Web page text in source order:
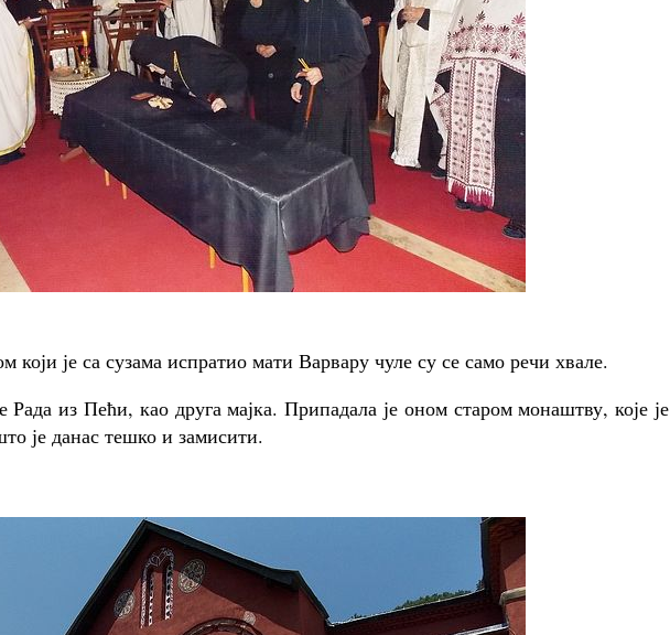
је са сузама испратио мати Варвару чуле су се само речи хвале.
Рада из Пећи, као друга мајка. Припадала је оном старом монаштву, које је
је данас тешко и замисити.